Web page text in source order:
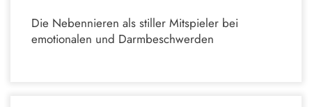
Die Nebennieren als stiller Mitspieler bei
emotionalen und Darmbeschwerden